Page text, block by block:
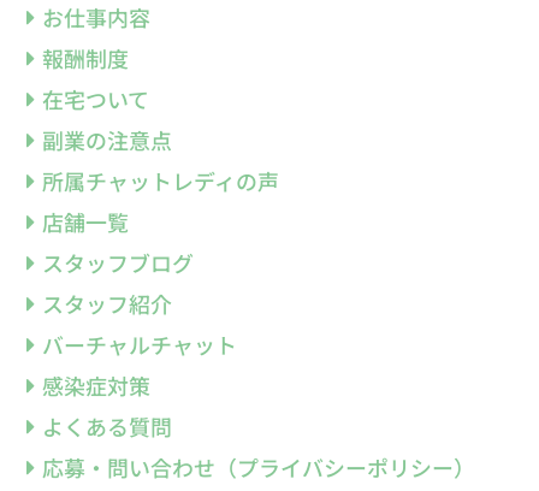
お仕事内容
報酬制度
在宅ついて
副業の注意点
所属チャットレディの声
店舗一覧
スタッフブログ
スタッフ紹介
バーチャルチャット
感染症対策
よくある質問
応募・問い合わせ（プライバシーポリシー）